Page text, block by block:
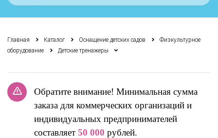
Главная Каталог Оснащение детских садов
Физкультурное
оборудование
Детские тренажеры
Обратите внимание! Минимальная сумма
заказа для коммерческих организаций и
индивидуальных предпринимателей
составляет 50 000 рублей.